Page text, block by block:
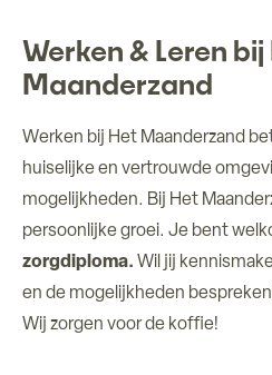
Werken & Leren bij
Maanderzand
Werken bij Het Maanderzand
huiselijke en vertrouwde
mogelijkheden. Bij Het
persoonlijke groei. Je bent
zorgdiploma. Wil jij
en de mogelijkheden
Wij zorgen voor de koffie!